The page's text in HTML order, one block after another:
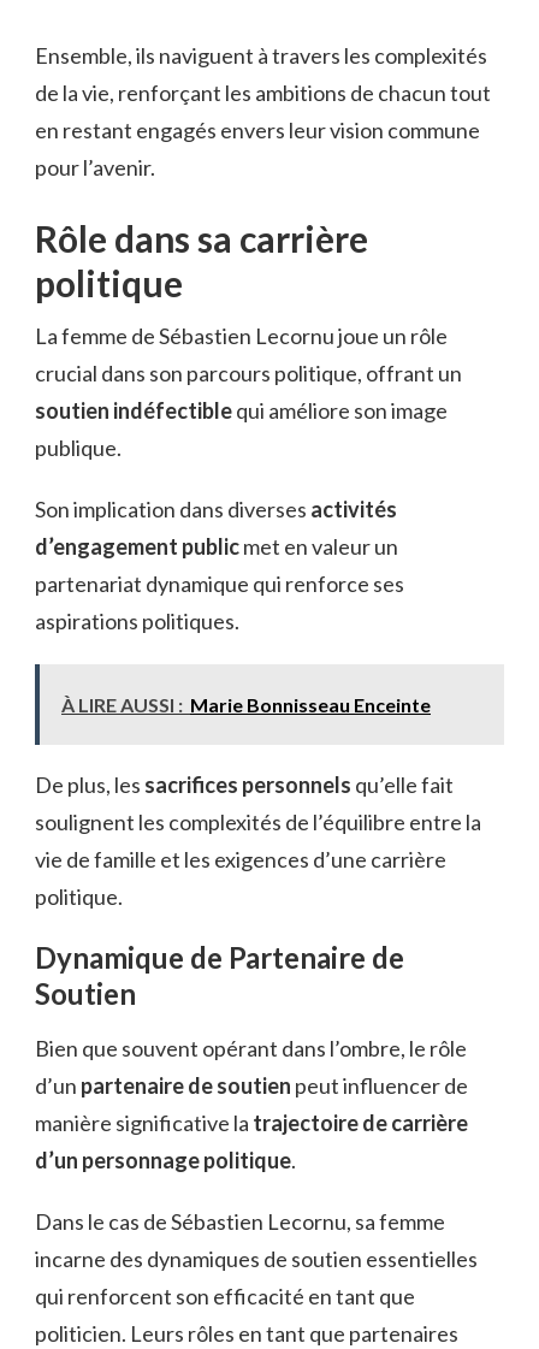
Ensemble, ils naviguent à travers les complexités
de la vie, renforçant les ambitions de chacun tout
en restant engagés envers leur vision commune
pour l’avenir.
Rôle dans sa carrière
politique
La femme de Sébastien Lecornu joue un rôle
crucial dans son parcours politique, offrant un
soutien indéfectiblequi améliore son image
publique.
Son implication dans diverses activités
d’engagement publicmet en valeur un
partenariat dynamique qui renforce ses
aspirations politiques.
À LIRE AUSSI : Marie Bonnisseau Enceinte
De plus, les sacrifices personnels qu’elle fait
soulignent les complexités de l’équilibre entre la
vie de famille et les exigences d’une carrière
politique.
Dynamique de Partenaire de
Soutien
Bien que souvent opérant dans l’ombre, le rôle
d’un partenaire de soutien peut influencer de
manière significative la trajectoire de carrière
d’un personnage politique.
Dans le cas de Sébastien Lecornu, sa femme
incarne des dynamiques de soutien essentielles
qui renforcent son efficacité en tant que
politicien. Leurs rôles en tant que partenaires